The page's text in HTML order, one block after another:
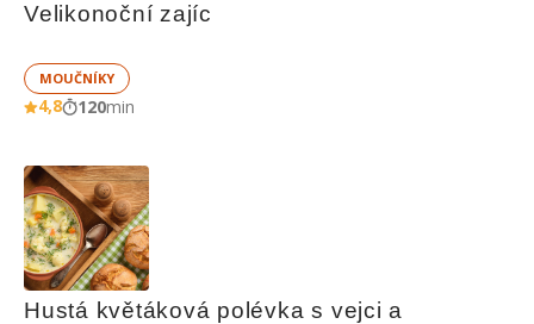
Velikonoční zajíc
MOUČNÍKY
4,8 120min
Hustá květáková polévka s vejci a